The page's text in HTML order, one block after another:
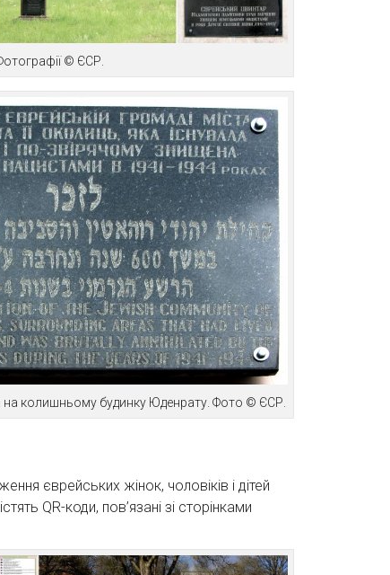
© ЄСР.
на колишньому будинку Юденрату. Фото © ЄСР.
єврейських жінок, чоловіків і дітей
QR-коди, пов’язані зі сторінками